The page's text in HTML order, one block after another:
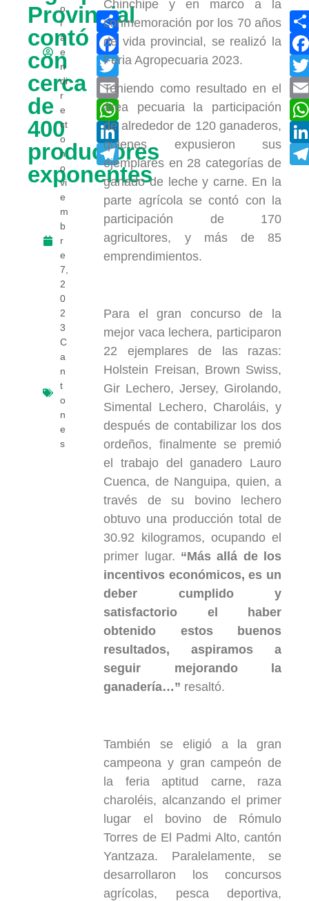
Provincial
contó
con
cerca
de
400
productores
exponentes
o
r
a
e
n
di
r
e
ct
o
n
o
vi
e
m
b
r
e
7,
2
0
2
3
C
a
n
t
o
n
e
s
Compartir
Facebook
Twitter
Email
WhatsApp
LinkedIn
Telegram
Chinchipe y en marco a la
conmemoración por los 70 años
de vida provincial, se realizó la
Feria Agropecuaria 2023.
Teniendo como resultado en el
área pecuaria la participación
de alrededor de 120 ganaderos,
quienes expusieron sus
ejemplares en 28 categorías de
ganado de leche y carne. En la
parte agrícola se contó con la
participación de 170
agricultores, y más de 85
emprendimientos.
Para el gran concurso de la
mejor vaca lechera, participaron
22 ejemplares de las razas:
Holstein Freisan, Brown Swiss,
Gir Lechero, Jersey, Girolando,
Simental Lechero, Charoláis, y
después de contabilizar los dos
ordeños, finalmente se premió
el trabajo del ganadero Lauro
Cuenca, de Nanguipa, quien, a
través de su bovino lechero
obtuvo una producción total de
30.92 kilogramos, ocupando el
primer lugar. “Más allá de los
incentivos económicos, es un
deber cumplido y
satisfactorio el haber
obtenido estos buenos
resultados, aspiramos a
seguir mejorando la
ganadería…” resaltó.
También se eligió a la gran
campeona y gran campeón de
la feria aptitud carne, raza
charoléis, alcanzando el primer
lugar el bovino de Rómulo
Torres de El Padmi Alto, cantón
Yantzaza. Paralelamente, se
desarrollaron los concursos
agrícolas, pesca deportiva,